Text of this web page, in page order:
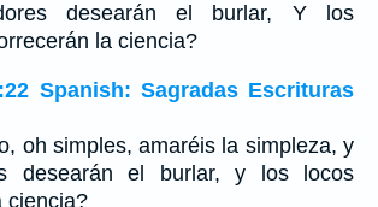
desearán el burlar, Y los
la ciencia?
Spanish: Sagradas Escrituras
oh simples, amaréis la simpleza, y
desearán el burlar, y los locos
ciencia?